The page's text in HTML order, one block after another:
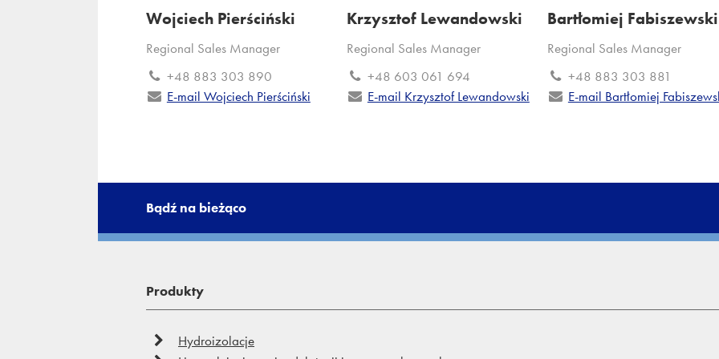
Wojciech Pierściński
Regional Sales Manager
+48 883 303 890
E-mail Wojciech Pierściński
Krzysztof Lewandowski
Regional Sales Manager
+48 603 061 694
E-mail Krzysztof Lewandowski
Bartłomiej Fabiszewski
Regional Sales Manager
+48 883 303 881
E-mail Bartłomiej
Bądź na bieżąco
Produkty
Hydroizolacje